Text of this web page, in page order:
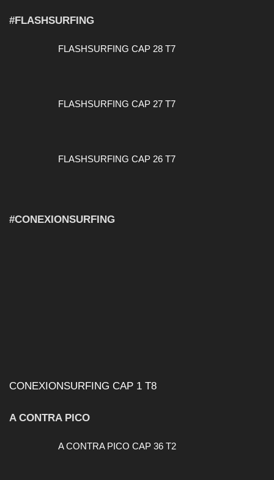
#FLASHSURFING
FLASHSURFING CAP 28 T7
FLASHSURFING CAP 27 T7
FLASHSURFING CAP 26 T7
#CONEXIONSURFING
CONEXIONSURFING CAP 1 T8
A CONTRA PICO
A CONTRA PICO CAP 36 T2